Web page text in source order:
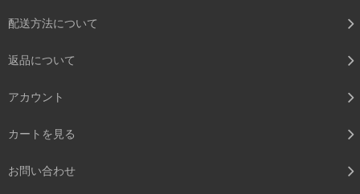
配送方法について
返品について
アカウント
カートを見る
お問い合わせ